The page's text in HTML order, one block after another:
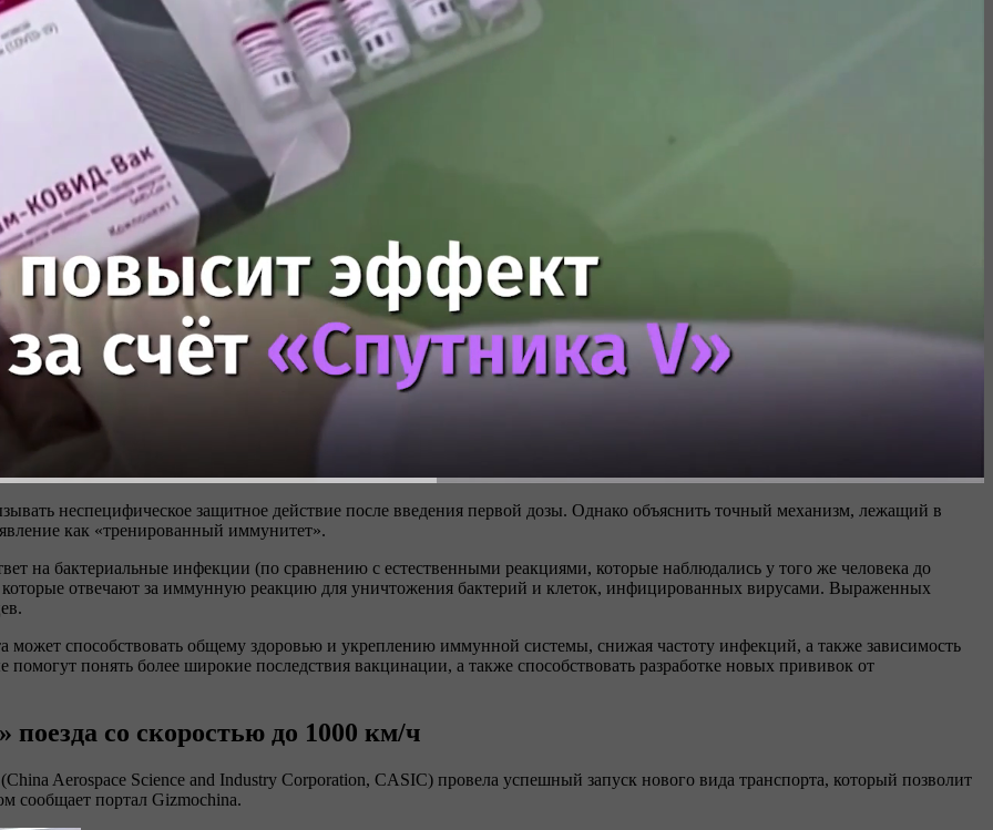
неспецифическое защитное действие после введения первой дозы. Однако объяснить точный механизм, лежащий в
как «тренированный иммунитет».
на бактериальные инфекции (по сравнению с естественными реакциями, которые наблюдались у того же человека до
отвечают за иммунную реакцию для уничтожения бактерий и клеток, инфицированных вирусами. Выраженных
может способствовать общему здоровью и укреплению иммунной системы, снижая частоту инфекций, а также зависимость
понять более широкие последствия вакцинации, а также способствовать разработке новых прививок от
со скоростью до 1000 км/ч
Aerospace Science and Industry Corporation, CASIC) провела успешный запуск нового вида транспорта, который позволит
сообщает портал Gizmochina.